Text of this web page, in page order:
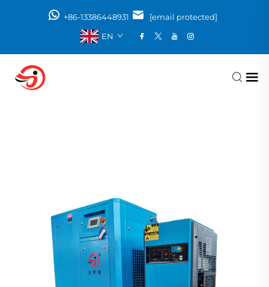
+86-13386448931
[email protected]
EN